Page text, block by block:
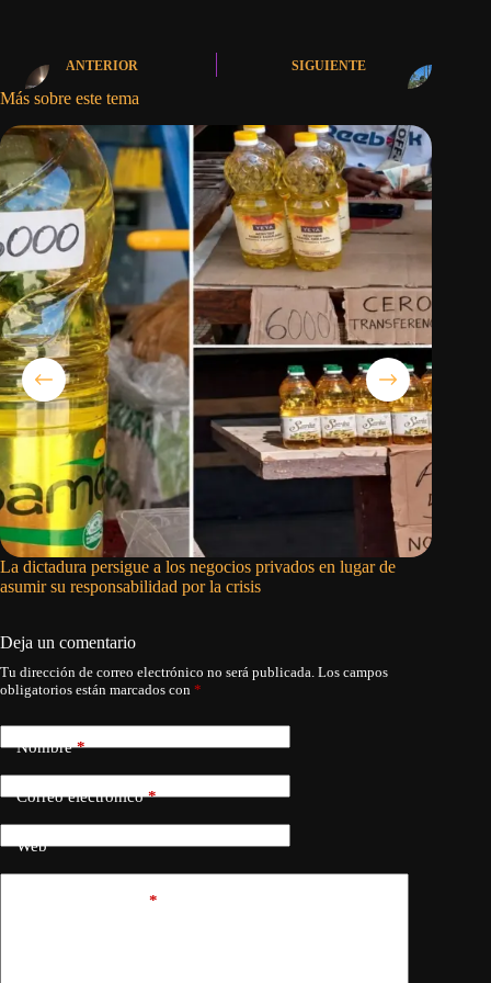
ANTERIOR SIGUIENTE
Más sobre este tema
La dictadura persigue a los negocios privados en lugar de
asumir su responsabilidad por la crisis
Deja un comentario
Tu dirección de correo electrónico no será publicada. Los campos
obligatorios están marcados con *
Nombre*
Correo electrónico*
Web
*